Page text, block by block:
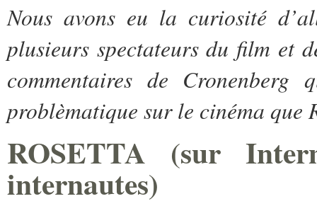
Nous avons eu la curiosité
plusieurs spectateurs du film et
commentaires de
problèmatique sur le cinéma que
ROSETTA (sur
internautes)